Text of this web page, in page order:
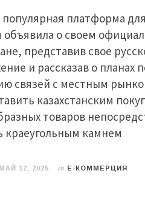
популярная платформа
объявила о своем
представив свое
и рассказав о планах
связей с местным
казахстанским
товаров
краеугольным камнем
МАЙ 12, 2025 in E-КОММЕРЦИЯ